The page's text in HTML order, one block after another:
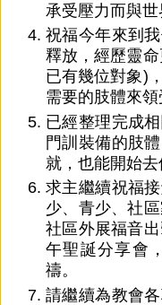
承受壓力而與世
祝福今年來到
釋放，經歷靈
已有幾位對象)
需要的肢體來領
已經整理完成
門訓裝備的肢
就，也能開始去
求主繼續祝福
少、青少、社
社區外展福音
午聖誕分享會
禱。
請繼續為教會